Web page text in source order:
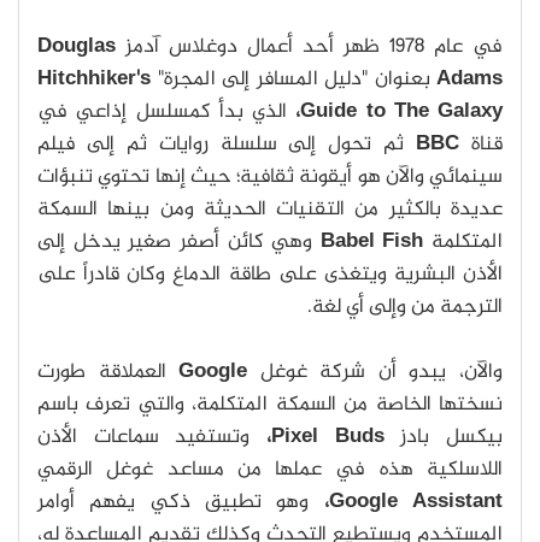
في عام 1978 ظهر أحد أعمال دوغلاس آدمز
Douglas
Adams بعنوان "دليل المسافر إلى المجرة" Hitchhiker's
Guide to The Galaxy، الذي بدأ كمسلسل إذاعي في
قناة BBC ثم تحول إلى سلسلة روايات ثم إلى فيلم
سينمائي والآن هو أيقونة ثقافية؛ حيث إنها تحتوي تنبؤات
عديدة بالكثير من التقنيات الحديثة ومن بينها السمكة
المتكلمة Babel Fish وهي كائن أصفر صغير يدخل إلى
الأذن البشرية ويتغذى على طاقة الدماغ وكان قادراً على
الترجمة من وإلى أي لغة.
والآن، يبدو أن شركة غوغل Google العملاقة طورت
نسختها الخاصة من السمكة المتكلمة، والتي تعرف باسم
بيكسل بادزPixel Buds،
وتستفيد سماعات الأذن
اللاسلكية هذه في عملها من مساعد غوغل الرقمي
Google Assistant،
وهو تطبيق ذكي يفهم أوامر
المستخدم ويستطيع التحدث وكذلك تقديم المساعدة له،